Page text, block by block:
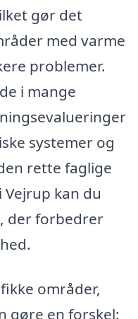
gør det
med varme
problemer.
i mange
systemer og
rette faglige
kan du
der forbedrer
områder,
gøre en forskel: